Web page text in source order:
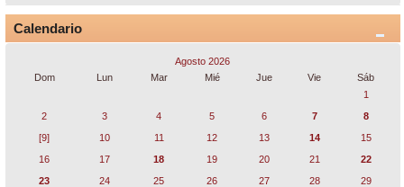
Calendario
Agosto 2026
Dom
Lun Mar Mié Jue Vie
Sáb
1
2
3 4 5 6 7
8
[9]
10 11 12 13 14
15
16
17 18 19 20 21
22
23
24 25 26 27 28
29